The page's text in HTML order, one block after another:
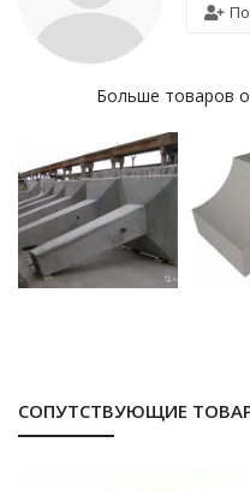
Больше товаров
СОПУТСТВУЮЩИЕ